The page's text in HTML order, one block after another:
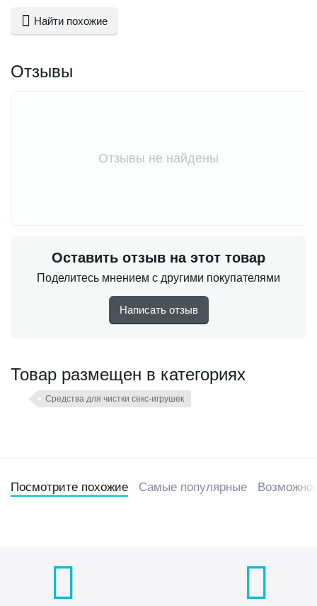
Найти похожие
Отзывы
Отзывы не найдены
Оставить отзыв на этот товар
Поделитесь мнением с другими покупателями
Написать отзыв
Товар размещен в категориях
Средства для чистки секс-игрушек
Посмотрите похожие Самые популярные Возможно,